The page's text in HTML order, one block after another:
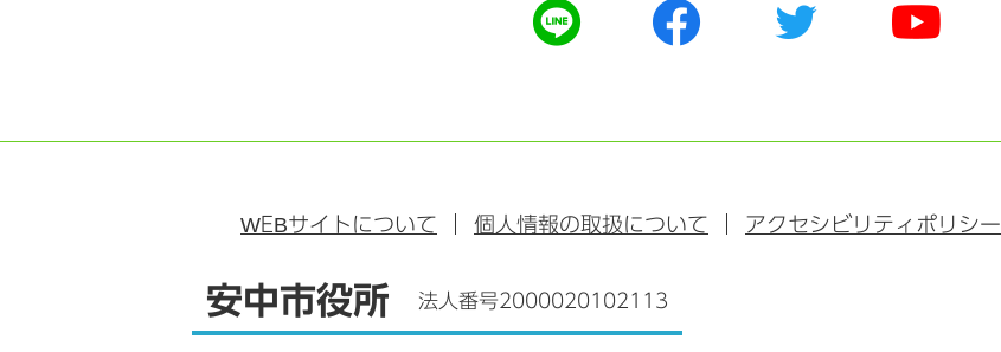
公
式
公
式
ク
公
式
公
式
WEBサイトについて 個人情報の取扱について アクセシビリティポリシー
安中市役所 法人番号2000020102113